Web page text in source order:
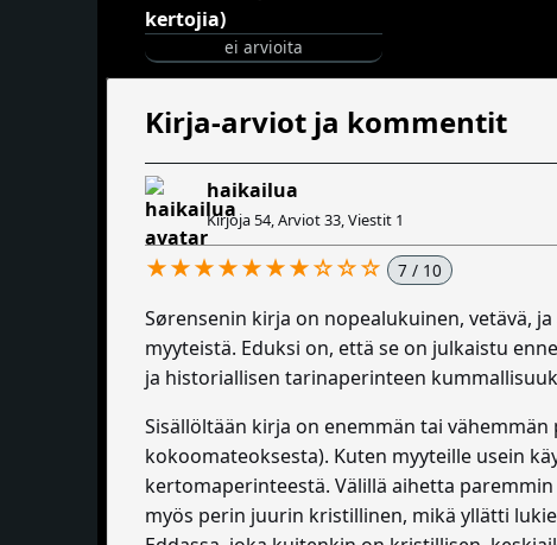
ei arvioita
Kirja-arviot ja kommentit
haikailua
Kirjoja 54, Arviot 33, Viestit 1
★★★★★★★☆☆☆ 7 / 10
Sørensenin kirja on nopealukuinen, vetävä,
myyteistä. Eduksi on, että se on julkaistu
ja historiallisen tarinaperinteen
Sisällöltään kirja on enemmän tai
kokoomateoksesta). Kuten myyteille usein
kertomaperinteestä. Välillä aihetta
myös perin juurin kristillinen, mikä yllätti